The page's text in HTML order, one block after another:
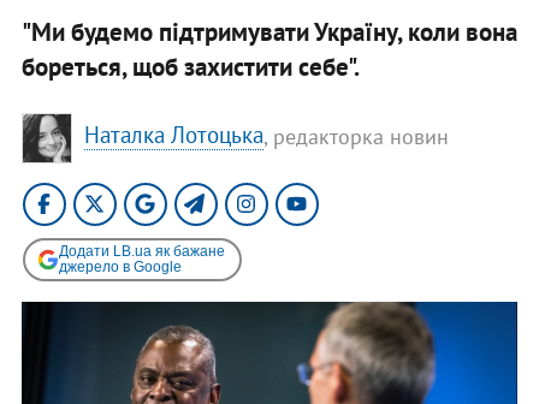
"Ми будемо підтримувати Україну, коли вона
бореться, щоб захистити себе".
Наталка Лотоцька, редакторка новин
Додати LB.ua як бажане
джерело в Google